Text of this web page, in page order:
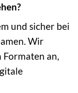
und sicher bei
Wir
an,